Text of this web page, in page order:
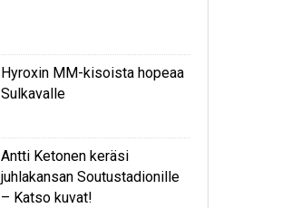
Hyroxin MM-kisoista hopeaa
Sulkavalle
Antti Ketonen keräsi
juhlakansan Soutustadionille
– Katso kuvat!